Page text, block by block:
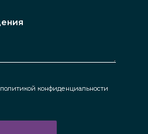
политикой конфиденциальности